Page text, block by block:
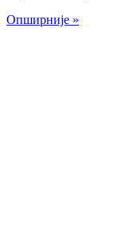
Опширније »